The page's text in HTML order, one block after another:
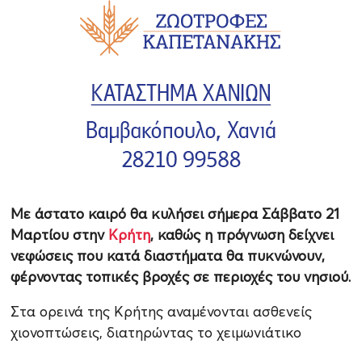
Με άστατο καιρό θα κυλήσει σήμερα Σάββατο 21
Μαρτίου στην Κρήτη, καθώς η πρόγνωση δείχνει
νεφώσεις που κατά διαστήματα θα πυκνώνουν,
φέρνοντας τοπικές βροχές σε περιοχές του νησιού.
Στα ορεινά της Κρήτης αναμένονται ασθενείς
χιονοπτώσεις, διατηρώντας το χειμωνιάτικο